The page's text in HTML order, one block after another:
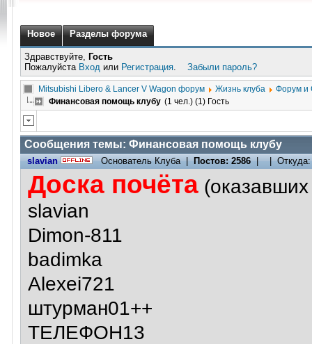
Новое Разделы форума
Здравствуйте, Гость
Пожалуйста Вход или Регистрация. Забыли пароль?
Mitsubishi Libero & Lancer V Wagon форум Жизнь клуба
Форум и
Финансовая помощь клубу (1 чел.) (1) Гость
Сообщения темы: Финансовая помощь клубу
slavian Основатель Клуба |Постов: 2586| |
Доска почёта
slavian
Dimon-811
badimka
Alexei721
штурман01++
ТЕЛЕФОН13